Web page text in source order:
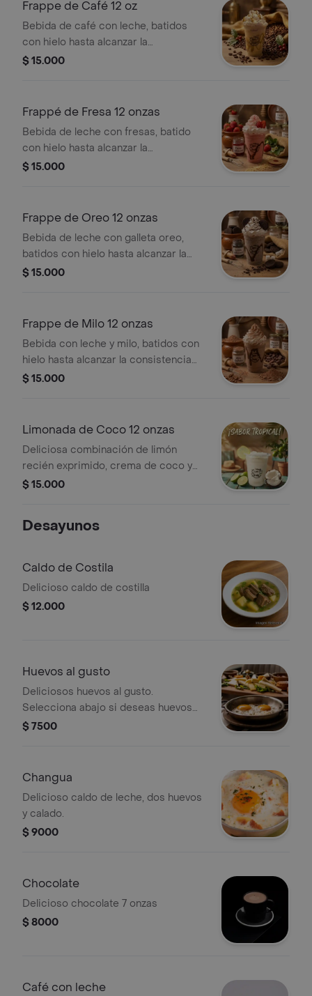
Frappe de Café 12 oz
Bebida de café con leche, batidos
con hielo hasta alcanzar la
consistencia perfecta. Servido con
$ 15.000
Frappé de Fresa 12 onzas
Bebida de leche con fresas, batido
con hielo hasta alcanzar la
consistencia perfecta. Servido con
$ 15.000
Frappe de Oreo 12 onzas
Bebida de leche con galleta oreo,
batidos con hielo hasta alcanzar la
consistencia perfecta. Servido con
$ 15.000
Frappe de Milo 12 onzas
Bebida con leche y milo, batidos con
hielo hasta alcanzar la consistencia
perfecta. Servido con Chantilly y salsa
$ 15.000
Limonada de Coco 12 onzas
Deliciosa combinación de limón
recién exprimido, crema de coco y
leche condensada, servida estilo
$ 15.000
Desayunos
Caldo de Costila
Delicioso caldo de costilla
$ 12.000
Huevos al gusto
Deliciosos huevos al gusto.
Selecciona abajo si deseas huevos
pericos, fritos o revueltos.
$ 7500
Changua
Delicioso caldo de leche, dos huevos
y calado.
$ 9000
Chocolate
Delicioso chocolate 7 onzas
$ 8000
Café con leche